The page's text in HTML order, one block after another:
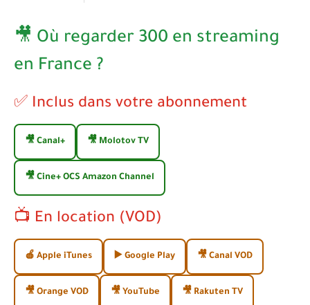
🎥 Où regarder 300 en streaming
en France ?
✅ Inclus dans votre abonnement
🎥 Canal+ 🎥 Molotov TV
🎥 Cine+ OCS Amazon Channel
📺 En location (VOD)
🍎 Apple iTunes ▶️ Google Play 🎥 Canal VOD
🎥 Orange VOD 🎥 YouTube 🎥 Rakuten TV